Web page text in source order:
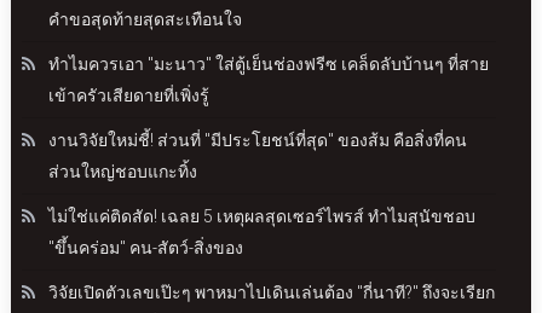
คำขอสุดท้ายสุดสะเทือนใจ
ทำไมควรเอา "มะนาว" ใส่ตู้เย็นช่องฟรีซ เคล็ดลับบ้านๆ ที่สาย
เข้าครัวเสียดายที่เพิ่งรู้
งานวิจัยใหม่ชี้! ส่วนที่ "มีประโยชน์ที่สุด" ของส้ม คือสิ่งที่คน
ส่วนใหญ่ชอบแกะทิ้ง
ไม่ใช่แค่ติดสัด! เฉลย 5 เหตุผลสุดเซอร์ไพรส์ ทำไมสุนัขชอบ
"ขึ้นคร่อม" คน-สัตว์-สิ่งของ
วิจัยเปิดตัวเลขเป๊ะๆ พาหมาไปเดินเล่นต้อง "กี่นาที?" ถึงจะเรียก